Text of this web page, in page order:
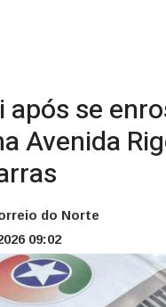
após se
Avenida
do Norte
09:02